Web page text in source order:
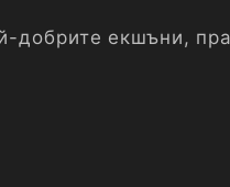
добрите екшъни,